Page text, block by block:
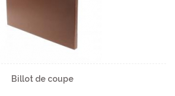
Billot de coupe